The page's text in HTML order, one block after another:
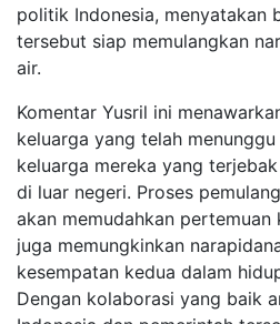
politik Indonesia, menyatakan
tersebut siap memulangkan
air.
Komentar Yusril ini
keluarga yang telah
keluarga mereka yang
di luar negeri. Proses
akan memudahkan
juga memungkinkan
kesempatan kedua dalam
Dengan kolaborasi yang baik